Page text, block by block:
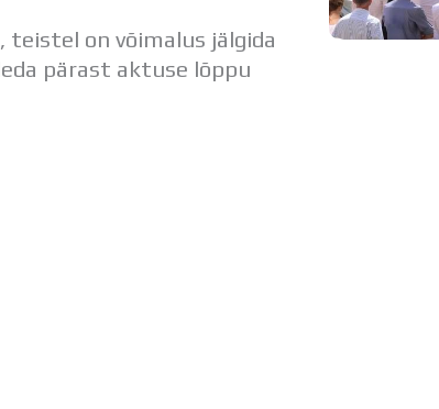
on võimalus jälgida
pärast aktuse lõppu